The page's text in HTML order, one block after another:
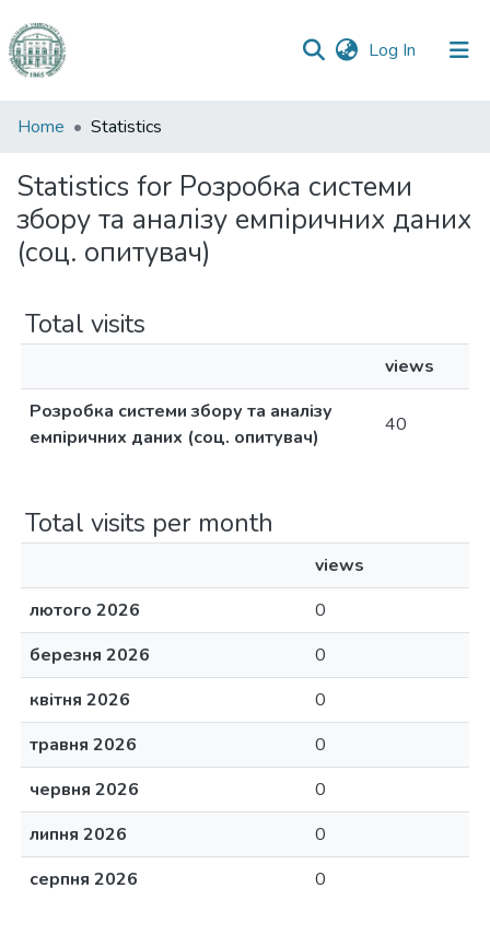
Log In (current)
Communities
Collections
All of DSpace
Home Statistics
Statistics for Розробка системи
збору та аналізу емпіричних даних
(соц. опитувач)
Total visits
views
Розробка системи збору та аналізу
емпіричних даних (соц. опитувач)
40
Total visits per month
views
лютого 2026
0
березня 2026
0
квітня 2026
0
травня 2026
0
червня 2026
0
липня 2026
0
серпня 2026
0